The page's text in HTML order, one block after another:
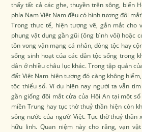
thấy tất cả các ghe, thuyền trên sông, biển
phía Nam Việt Nam đều có hình tượng đôi
Trong thực tế, hiện tượng vẽ, gắn mắt cho
phụng vật dụng gần gũi (ông bình vôi) hoặc
tồn vong vận mạng cá nhân, dòng tộc hay
sống sinh hoạt của các dân tộc sống trong
dân ở nhiều châu lục khác. Trong tập quán
đất Việt Nam hiện tượng đó càng không
tộc thiểu số. Ví dụ hiện nay người ta vẫn
gần giống đôi mắt cửa của Hội An tại một
miền Trung hay tục thờ thuỷ thần hiện còn
sông nước của người Việt. Tục thờ thuỷ thần
hữu linh. Quan niệm này cho rằng, vạn